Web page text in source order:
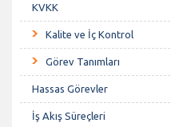
KVKK
Kalite ve İç Kontrol
Görev Tanımları
Hassas Görevler
İş Akış Süreçleri